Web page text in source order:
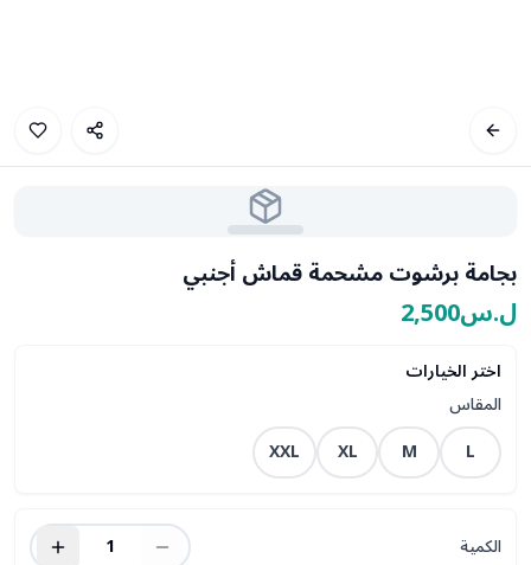
بجامة برشوت مشحمة قماش أجنبي
ل.س2,500
اختر الخيارات
المقاس
L
M
XL
XXL
الكمية
1